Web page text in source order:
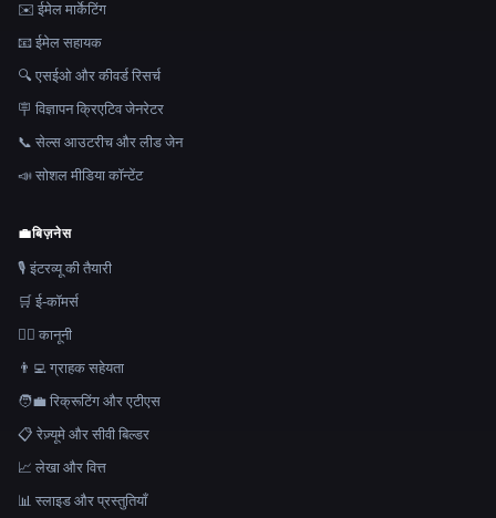
✉️ ईमेल मार्केटिंग
📧 ईमेल सहायक
🔍 एसईओ और कीवर्ड रिसर्च
🪧 विज्ञापन क्रिएटिव जेनरेटर
📞 सेल्स आउटरीच और लीड जेन
📣 सोशल मीडिया कॉन्टेंट
💼बिज़नेस
🎙️ इंटरव्यू की तैयारी
🛒 ई-कॉमर्स
👩‍⚖️ कानूनी
👨‍💻 ग्राहक सहेयता
🧑‍💼 रिक्रूटिंग और एटीएस
📋 रेज़्यूमे और सीवी बिल्डर
📈 लेखा और वित्त
📊 स्लाइड और प्रस्तुतियाँ